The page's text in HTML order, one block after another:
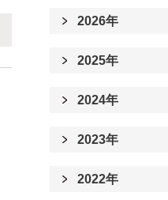
2026年
2025年
2024年
2023年
2022年